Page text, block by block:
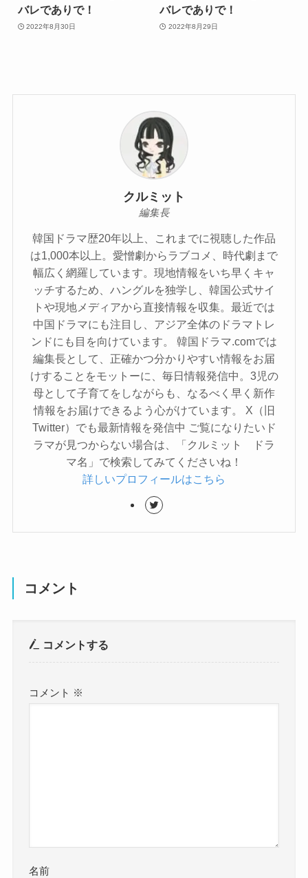
バレでありで！
2022年8月30日
バレでありで！
2022年8月29日
クルミット
編集長
韓国ドラマ歴20年以上、これまでに視聴した作品
は1,000本以上。愛憎劇からラブコメ、時代劇まで
幅広く網羅しています。現地情報をいち早くキャ
ッチするため、ハングルを独学し、韓国公式サイ
トや現地メディアから直接情報を収集。最近では
中国ドラマにも注目し、アジア全体のドラマトレ
ンドにも目を向けています。 韓国ドラマ.comでは
編集長として、正確かつ分かりやすい情報をお届
けすることをモットーに、毎日情報発信中。3児の
母として子育てをしながらも、なるべく早く新作
情報をお届けできるよう心がけています。 X（旧
Twitter）でも最新情報を発信中 ご覧になりたいド
ラマが見つからない場合は、「クルミット ドラ
マ名」で検索してみてくださいね！
詳しいプロフィールはこちら
コメント
コメントする
コメント ※
名前